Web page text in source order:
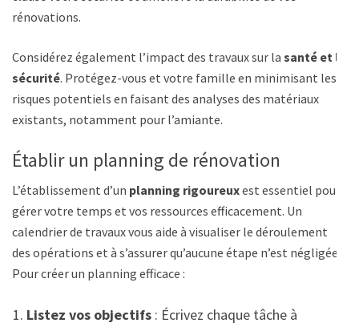
rénovations.
Considérez également l’impact des travaux sur la santé et la
sécurité. Protégez-vous et votre famille en minimisant les
risques potentiels en faisant des analyses des matériaux
existants, notamment pour l’amiante.
Établir un planning de rénovation
L’établissement d’un planning rigoureuxest essentiel pour
gérer votre temps et vos ressources efficacement. Un
calendrier de travaux vous aide à visualiser le déroulement
des opérations et à s’assurer qu’aucune étape n’est négligée.
Pour créer un planning efficace :
Listez vos objectifs : Écrivez chaque tâche à